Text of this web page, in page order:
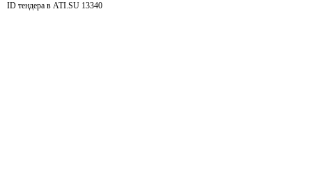
ID тендера в ATI.SU 13340